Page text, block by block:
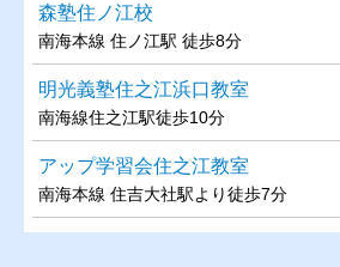
森塾住ノ江校
南海本線 住ノ江駅 徒歩8分
明光義塾住之江浜口教室
南海線住之江駅徒歩10分
アップ学習会住之江教室
南海本線 住吉大社駅より徒歩7分